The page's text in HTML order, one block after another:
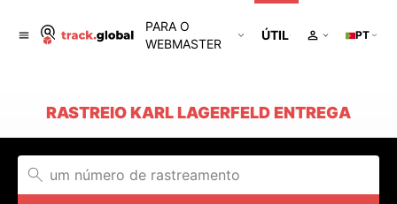
PARA O
WEBMASTER
ÚTIL PT
RASTREIO KARL LAGERFELD ENTREGA